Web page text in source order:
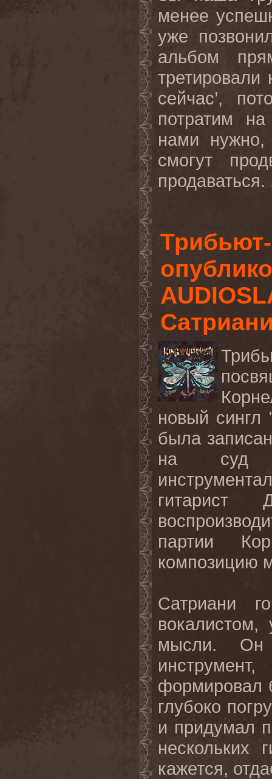
менее
уже
альбом
сейчас’,
потратим
нами нужно,
смогут
Трибьют-
новый сингл
была
на суд
партии
композицию
Сатриани
мысли. Он
глубоко
и придумал
нескольких
кажется,